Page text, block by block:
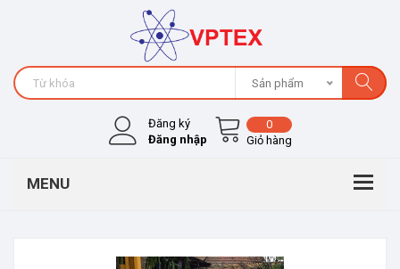
Sản phẩm
Đăng ký
Đăng nhập
0
Giỏ hàng